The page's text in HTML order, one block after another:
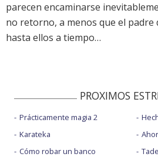
parecen encaminarse
no retorno, a menos que el padre
hasta ellos a tiempo…
PROXIMOS
Prácticamente magia 2
Karateka
Cómo robar un banco